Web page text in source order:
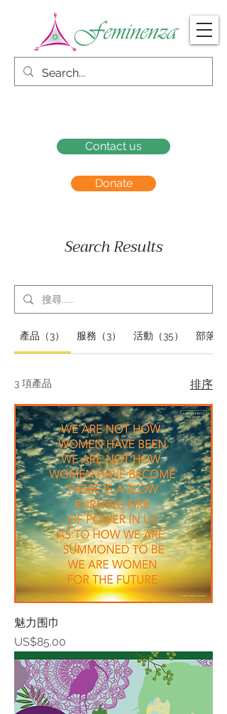
Donate
Contact us
Search Results
產品（3） 服務（3） 活動（35） 部落格
3 項產品 排序
魅力围巾
價格
US$85.00